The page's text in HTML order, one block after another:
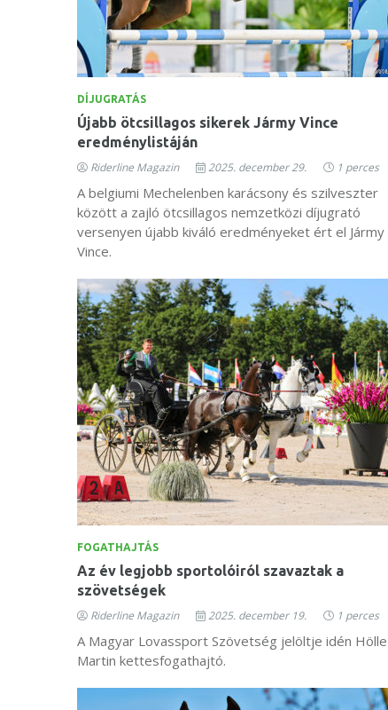
DÍJUGRATÁS
Újabb ötcsillagos sikerek Jármy Vince
eredménylistáján
Riderline Magazin 2025. december 29. 1 perces
A belgiumi Mechelenben karácsony és szilveszter
között a zajló ötcsillagos nemzetközi díjugrató
versenyen újabb kiváló eredményeket ért el Jármy
Vince.
FOGATHAJTÁS
Az év legjobb sportolóiról szavaztak a
szövetségek
Riderline Magazin 2025. december 19. 1 perces
A Magyar Lovassport Szövetség jelöltje idén Hölle
Martin kettesfogathajtó.